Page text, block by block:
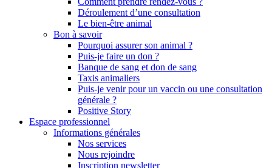
Déroulement d’une consultation
Le bien-être animal
Bon à savoir
Pourquoi assurer son animal ?
Puis-je faire un don ?
Banque de sang et don de sang
Taxis animaliers
Puis-je venir pour un vaccin ou une consultation
générale ?
Positive Story
Espace professionnel
Informations générales
Nos services
Nous rejoindre
Inscription newsletter